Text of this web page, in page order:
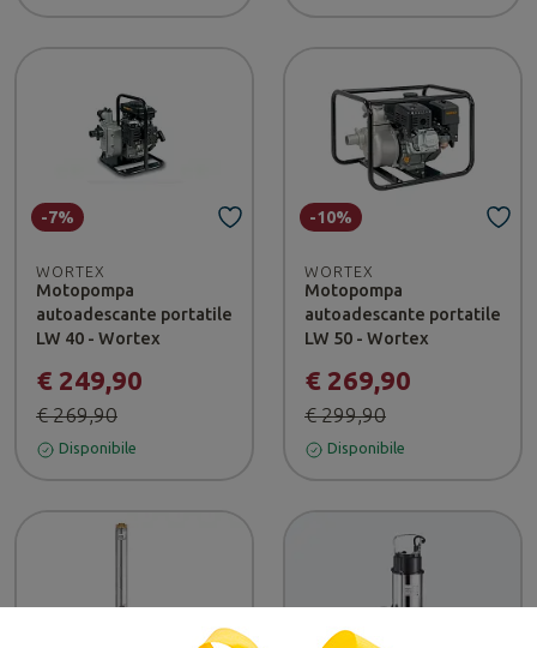
WORTEX
Motopompa
autoadescante portatile
LW 40 - Wortex
€ 249,90
€ 269,90
-7%
Disponibile
WORTEX
Motopompa
autoadescante portatile
LW 50 - Wortex
€ 269,90
€ 299,90
-10%
Disponibile